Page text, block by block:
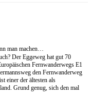
man machen…
Der Eggeweg hat gut 70
Fernwanderwegs E1
den Fernwanderweg
einer der ältesten als
Grund genug, sich den mal